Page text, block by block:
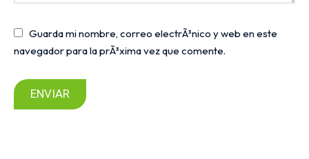
Guarda mi nombre, correo electrÃ³nico y web en este
navegador para la prÃ³xima vez que comente.
ENVIAR